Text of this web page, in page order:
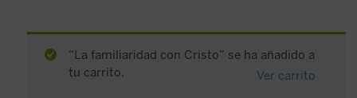
“La familiaridad con Cristo” se ha añadido a
tu carrito.
Ver carrito